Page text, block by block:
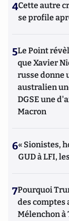
4Cette autre
se profile
5Le Point
que Xavier
russe donne
australien
DGSE une
Macron
6« Sionistes,
GUD à LFI,
7Pourquoi
des comptes
Mélenchon à